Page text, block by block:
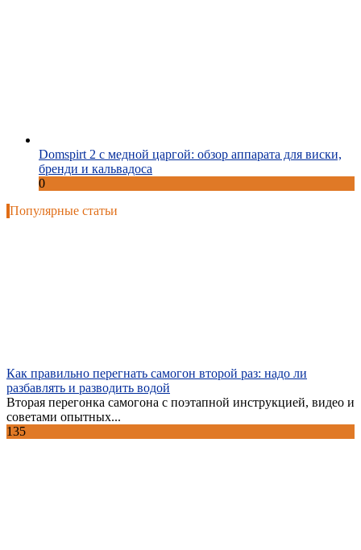
Domspirt 2 с медной царгой: обзор аппарата для виски,
бренди и кальвадоса
0
Популярные статьи
Как правильно перегнать самогон второй раз: надо ли
разбавлять и разводить водой
Вторая перегонка самогона с поэтапной инструкцией, видео и
советами опытных...
135